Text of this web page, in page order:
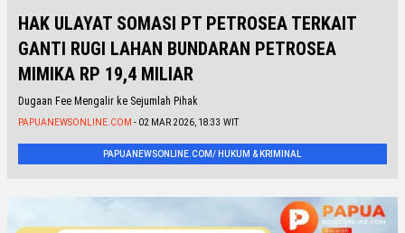
HAK ULAYAT SOMASI PT PETROSEA TERKAIT
GANTI RUGI LAHAN BUNDARAN PETROSEA
MIMIKA RP 19,4 MILIAR
Dugaan Fee Mengalir ke Sejumlah Pihak
PAPUANEWSONLINE.COM - 02 MAR 2026, 18:33 WIT
PAPUANEWSONLINE.COM/ HUKUM & KRIMINAL